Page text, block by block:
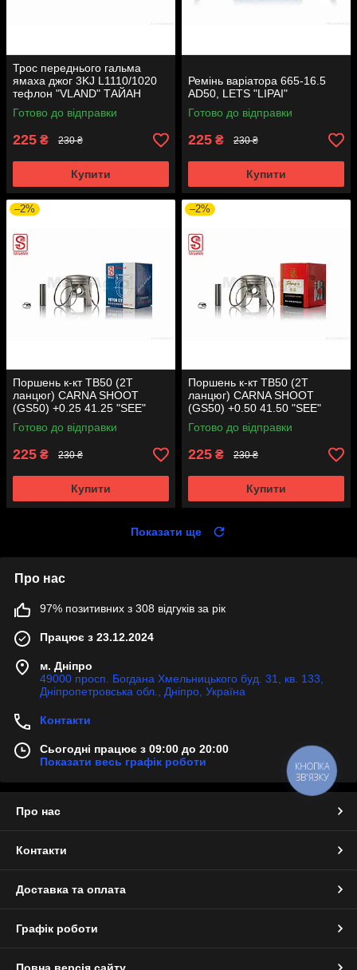
Трос переднього гальма
ямаха джог 3KJ L1110/1020
тефлон "VLAND" ТАЙАН
Готово до відправки
225 ₴ 230 ₴
Купити
Ремінь варіатора 665-16.5
AD50, LETS "LIPAI"
Готово до відправки
225 ₴ 230 ₴
Купити
–2%
Поршень к-кт TB50 (2T
ланцюг) CARNA SHOOT
(GS50) +0.25 41.25 "SEE"
(Sheng-E) таємниця (акція)
Готово до відправки
225 ₴ 230 ₴
Купити
–2%
Поршень к-кт TB50 (2T
ланцюг) CARNA SHOOT
(GS50) +0.50 41.50 "SEE"
(Sheng-E) таємниця (акція)
Готово до відправки
225 ₴ 230 ₴
Купити
Показати ще
Про нас
97% позитивних з 308 відгуків за рік
Працює з 23.12.2024
м. Дніпро
49000 просп. Богдана Хмельницького буд. 31, кв. 133,
Дніпропетровська обл., Дніпро, Україна
Контакти
Сьогодні працює з 09:00 до 20:00
Показати весь графік роботи
Про нас
Контакти
Доставка та оплата
Графік роботи
КНОПКА
ЗВ'ЯЗКУ